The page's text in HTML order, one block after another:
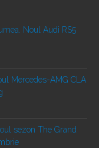
Noul Audi RS5
Mercedes-AMG CLA
sezon The Grand